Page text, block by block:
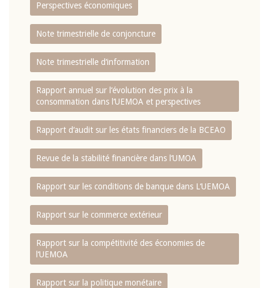
Perspectives économiques
Note trimestrielle de conjoncture
Note trimestrielle d‘information
Rapport annuel sur l‘évolution des prix à la
consommation dans l‘UEMOA et perspectives
Rapport d‘audit sur les états financiers de la BCEAO
Revue de la stabilité financière dans l‘UMOA
Rapport sur les conditions de banque dans L‘UEMOA
Rapport sur le commerce extérieur
Rapport sur la compétitivité des économies de
l‘UEMOA
Rapport sur la politique monétaire